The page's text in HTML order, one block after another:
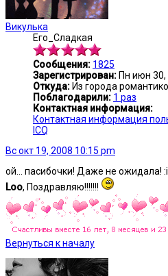
Викулька
Его_Сладкая
Сообщения: 1825
Зарегистрирован: Пн июн 30,
Откуда: Из города
Поблагодарили: 1 раз
Контактная информация:
Контактная информация
ICQ
Вс окт 19, 2008 10:15 pm
ой... пасибочки! Даже не ожидала!
Loo, Поздравляю!!!!!!!
Вернуться к началу